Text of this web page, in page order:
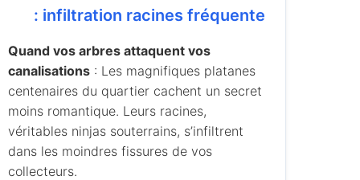
: infiltration racines fréquente
Quand vos arbres attaquent vos
canalisations : Les magnifiques platanes
centenaires du quartier cachent un secret
moins romantique. Leurs racines,
véritables ninjas souterrains, s’infiltrent
dans les moindres fissures de vos
collecteurs.